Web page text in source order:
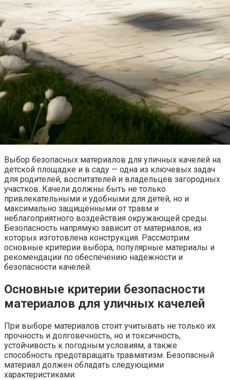
Выбор безопасных материалов для уличных качелей на
детской площадке и в саду — одна из ключевых задач
для родителей, воспитателей и владельцев загородных
участков. Качели должны быть не только
привлекательными и удобными для детей, но и
максимально защищёнными от травм и
неблагоприятного воздействия окружающей среды.
Безопасность напрямую зависит от материалов, из
которых изготовлена конструкция. Рассмотрим
основные критерии выбора, популярные материалы и
рекомендации по обеспечению надежности и
безопасности качелей.
Основные критерии безопасности
материалов для уличных качелей
При выборе материалов стоит учитывать не только их
прочность и долговечность, но и токсичность,
устойчивость к погодным условиям, а также
способность предотвращать травматизм. Безопасный
материал должен обладать следующими
характеристиками: